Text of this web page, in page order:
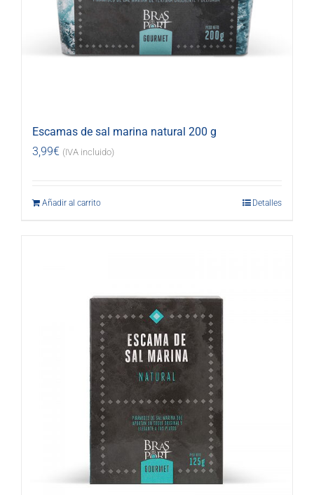
Escamas de sal marina natural 200 g
3,99€ (IVA incluido)
Añadir al carrito Detalles